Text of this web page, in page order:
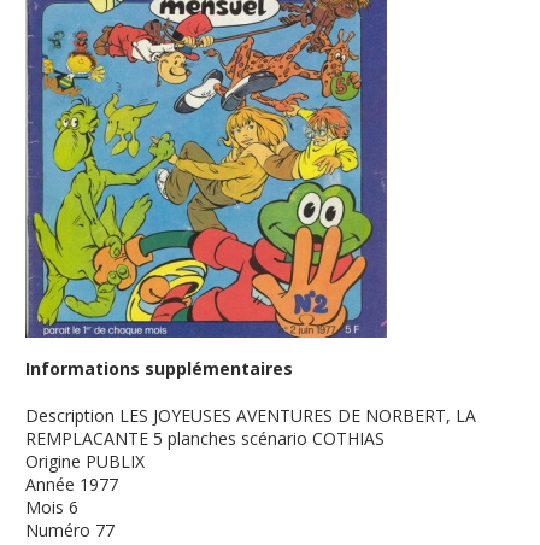
Informations supplémentaires
Description LES JOYEUSES AVENTURES DE NORBERT, LA
REMPLACANTE 5 planches scénario COTHIAS
Origine PUBLIX
Année 1977
Mois 6
Numéro 77